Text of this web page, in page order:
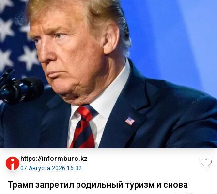
https://informburo.kz
07 Августа 2026 16:32
Трамп запретил родильный туризм и снова